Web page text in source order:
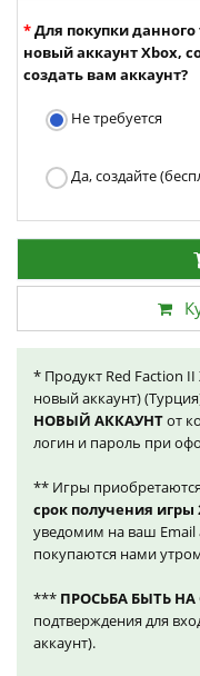
Для покупки
новый аккаунт Xbox,
создать вам аккаунт?
Не требуется
Да, создайте
* Продукт Red Faction
новый аккаунт)
НОВЫЙ АККАУНТот
логин и пароль при
** Игры
срок получения игры
уведомим на ваш
покупаются нами
*** ПРОСЬБА БЫТЬ НА
подтверждения для
аккаунт).